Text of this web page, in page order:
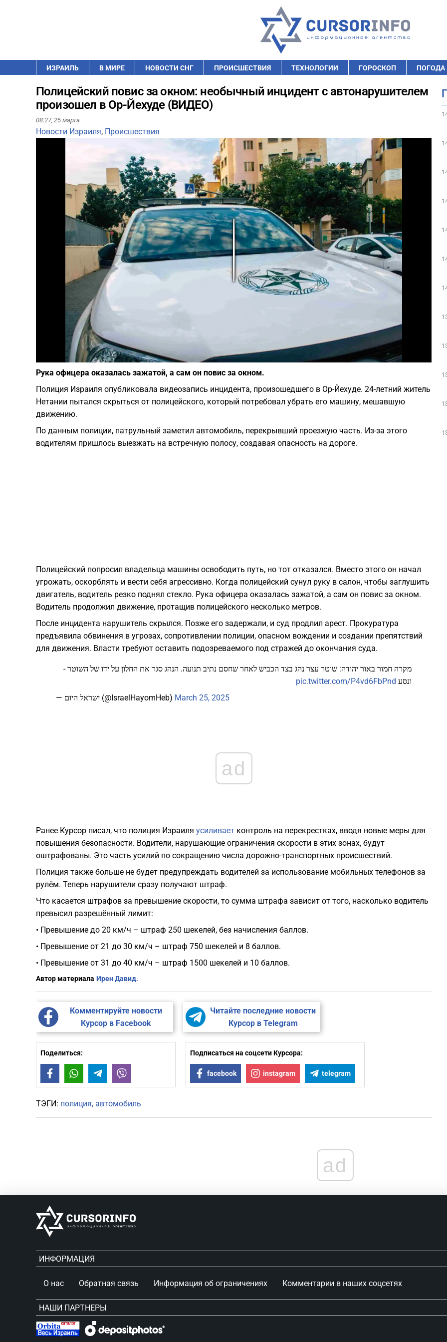
ИЗРАИЛЬ В МИРЕ НОВОСТИ СНГ ПРОИСШЕСТВИЯ ТЕХНОЛОГИИ ГОРОСКОП ПОГОДА
Полицейский повис за окном: необычный инцидент с автонарушителем
произошел в Ор-Йехуде (ВИДЕО)
08:27, 25 марта
Новости Израиля, Происшествия
Play
Фото: depositphotos.com
Рука офицера оказалась зажатой, а сам он повис за окном.
Полиция Израиля опубликовала видеозапись инцидента, произошедшего в Ор-Йехуде. 24-летний житель
Нетании пытался скрыться от полицейского, который потребовал убрать его машину, мешавшую
движению.
По данным полиции, патрульный заметил автомобиль, перекрывший проезжую часть. Из-за этого
водителям пришлось выезжать на встречную полосу, создавая опасность на дороге.
Полицейский попросил владельца машины освободить путь, но тот отказался. Вместо этого он начал
угрожать, оскорблять и вести себя агрессивно. Когда полицейский сунул руку в салон, чтобы заглушить
двигатель, водитель резко поднял стекло. Рука офицера оказалась зажатой, а сам он повис за окном.
Водитель продолжил движение, протащив полицейского несколько метров.
После инцидента нарушитель скрылся. Позже его задержали, и суд продлил арест. Прокуратура
предъявила обвинения в угрозах, сопротивлении полиции, опасном вождении и создании препятствий
для движения. Власти требуют оставить подозреваемого под стражей до окончания суда.
מקרה חמור באור יהודה: שוטר עצר נהג בצד הכביש לאחר שחסם נתיב תנועה. הנהג סגר את החלון על ידו של השוטר -
ונסע pic.twitter.com/P4vd6FbPnd
— ישראל היום (@IsraelHayomHeb) March 25, 2025
ad
Ранее Курсор писал, что полиция Израиля усиливает контроль на перекрестках, вводя новые меры для
повышения безопасности. Водители, нарушающие ограничения скорости в этих зонах, будут
оштрафованы. Это часть усилий по сокращению числа дорожно-транспортных происшествий.
Полиция также больше не будет предупреждать водителей за использование мобильных телефонов за
рулём. Теперь нарушители сразу получают штраф.
Что касается штрафов за превышение скорости, то сумма штрафа зависит от того, насколько водитель
превысил разрешённый лимит:
• Превышение до 20 км/ч – штраф 250 шекелей, без начисления баллов.
• Превышение от 21 до 30 км/ч – штраф 750 шекелей и 8 баллов.
• Превышение от 31 до 40 км/ч – штраф 1500 шекелей и 10 баллов.
Автор материала Ирен Давид.
Комментируйте новости
Курсор в Facebook
Читайте последние новости
Курсор в Telegram
Поделиться:
FacebookWhatsAppTelegram
Подписаться на соцсети Курсора:
facebook instagram telegram
ТЭГИ: полиция автомобиль
ad
ИНФОРМАЦИЯ
О нас Обратная связь Информация об ограничениях Комментарии в наших соцсетях
НАШИ ПАРТНЕРЫ